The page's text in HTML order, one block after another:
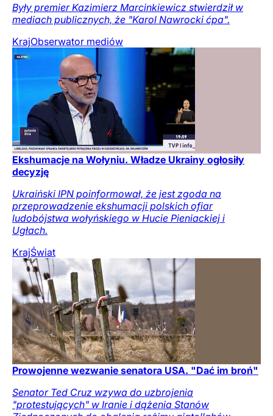
Były premier Kazimierz Marcinkiewicz stwierdził w
mediach publicznych, że "Karol Nawrocki ćpa".
KrajObserwator mediów
Ekshumacje na Wołyniu. Władze Ukrainy ogłosiły
decyzję
Ukraiński IPN poinformował, że jest zgoda na
przeprowadzenie ekshumacji polskich ofiar
ludobójstwa wołyńskiego w Hucie Pieniackiej i
Ugłach.
KrajŚwiat
Prowojenne wezwanie senatora USA. "Dać im broń"
Senator Ted Cruz wzywa do uzbrojenia
"protestujących" w Iranie i dążenia Stanów